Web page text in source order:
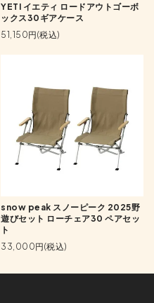
YETI イエティ ロードアウトゴーボ
ックス30ギアケース
51,150円(税込)
snow peak スノーピーク 2025野
遊びセット ローチェア30 ペアセッ
ト
33,000円(税込)